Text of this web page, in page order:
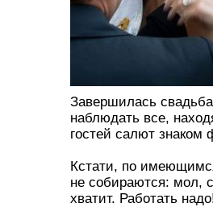
Завершилась
наблюдать все,
гостей салют знаком
Кстати, по
не собираются: мол,
хватит. Работать